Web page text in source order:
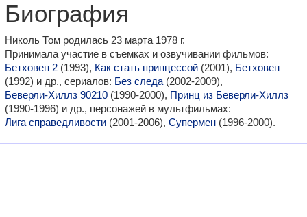
Биография
Николь Том родилась 23 марта 1978 г.
Принимала участие в съемках и озвучивании фильмов:
Бетховен 2 (1993), Как стать принцессой (2001), Бетховен
(1992) и др., сериалов: Без следа (2002-2009),
Беверли-Хиллз 90210 (1990-2000), Принц из Беверли-Хиллз
(1990-1996) и др., персонажей в мультфильмах:
Лига справедливости (2001-2006), Супермен (1996-2000).